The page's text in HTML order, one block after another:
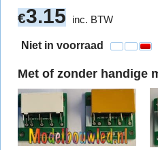
€3.15 inc. BTW
Niet in voorraad
Met of zonder handige